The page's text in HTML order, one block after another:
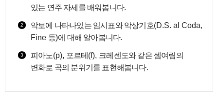
있는 연주 자세를 배워봅니다.
2 악보에 나타나있는 임시표와 악상기호(D.S. al Coda,
Fine 등)에 대해 알아봅니다.
3 피아노(p), 포르테 (f), 크레센도와 같은 셈여림의
변화로 곡의 분위기를 표현해봅니다.